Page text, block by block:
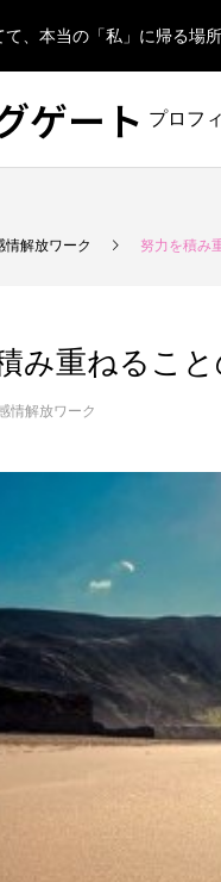
、本当の「私」に帰る場所
ゲート プロフ
情解放ワーク 努力を積み
み重ねるこ
情解放ワーク